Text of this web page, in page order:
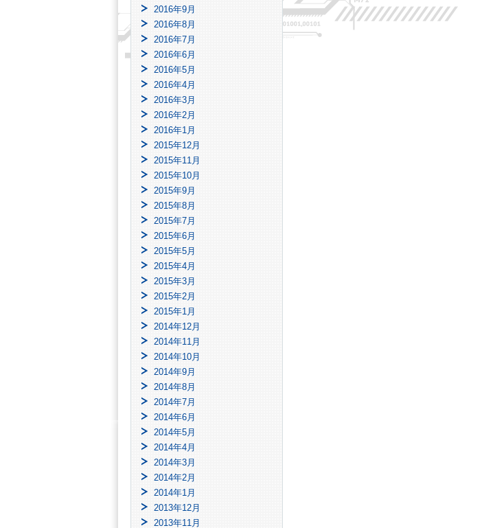
2016年9月
2016年8月
2016年7月
2016年6月
2016年5月
2016年4月
2016年3月
2016年2月
2016年1月
2015年12月
2015年11月
2015年10月
2015年9月
2015年8月
2015年7月
2015年6月
2015年5月
2015年4月
2015年3月
2015年2月
2015年1月
2014年12月
2014年11月
2014年10月
2014年9月
2014年8月
2014年7月
2014年6月
2014年5月
2014年4月
2014年3月
2014年2月
2014年1月
2013年12月
2013年11月